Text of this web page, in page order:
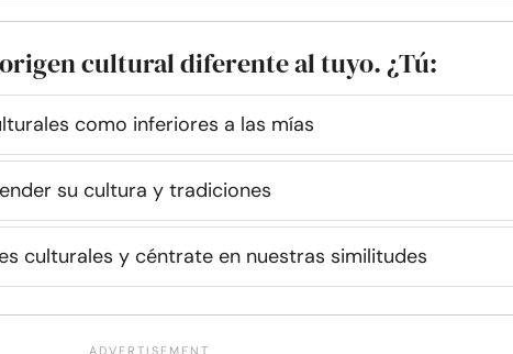
cultural diferente al tuyo. ¿Tú:
como inferiores a las mías
su cultura y tradiciones
culturales y céntrate en nuestras similitudes